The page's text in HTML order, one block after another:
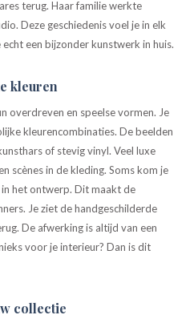
terug. Haar familie werkte
Deze geschiedenis voel je in elk
een bijzonder kunstwerk in huis.
kleuren
overdreven en speelse vormen. Je
kleurencombinaties. De beelden
of stevig vinyl. Veel luxe
scènes in de kleding. Soms kom je
het ontwerp. Dit maakt de
Je ziet de handgeschilderde
De afwerking is altijd van een
voor je interieur? Dan is dit
collectie